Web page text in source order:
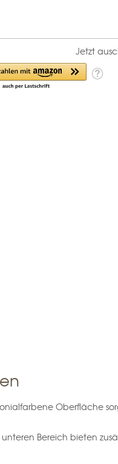
Jetzt
Oberfläche
Bereich bieten